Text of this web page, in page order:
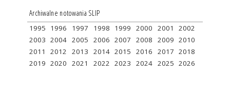
Archiwalne notowania SLIP
1995 1996 1997 1998 1999 2000 2001
2002
2003 2004 2005 2006 2007 2008 2009 2010
2011
2012 2013 2014 2015 2016 2017 2018
2019 2020 2021 2022 2023 2024 2025 2026